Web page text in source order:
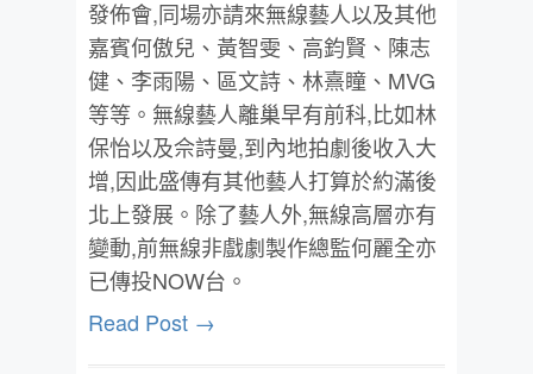
發佈會,同場亦請來無線藝人以及其他
嘉賓何傲兒、黃智雯、高鈞賢、陳志
健、李雨陽、區文詩、林熹瞳、MVG
等等。無線藝人離巢早有前科,比如林
保怡以及佘詩曼,到內地拍劇後收入大
增,因此盛傳有其他藝人打算於約滿後
北上發展。除了藝人外,無線高層亦有
變動,前無線非戲劇製作總監何麗全亦
已傳投NOW台。
Read Post →